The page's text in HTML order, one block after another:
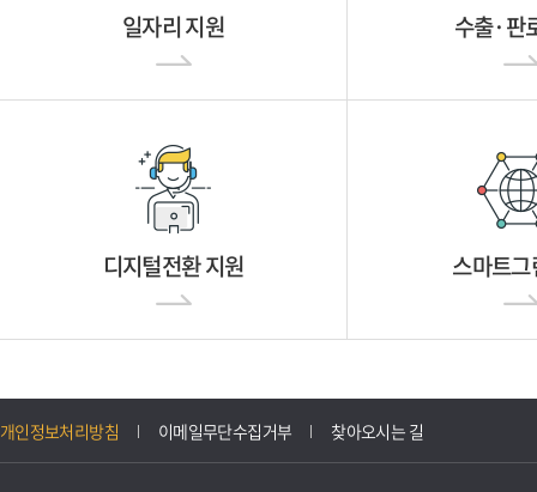
일자리 지원 수출·판
디지털전환 지원 스마트
개인정보처리방침 이메일무단수집거부 찾아오시는 길